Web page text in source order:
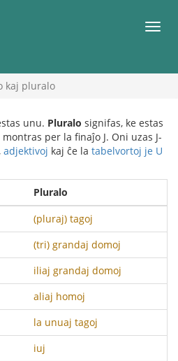
kaj pluralo
unu. Pluralo signifas, ke estas
per la finaĵo J. Oni uzas J-
adjektivoj kaj ĉe la tabelvortoj je U
Pluralo
(pluraj) tagoj
(tri) grandaj domoj
iliaj grandaj domoj
aliaj homoj
la unuaj tagoj
iuj